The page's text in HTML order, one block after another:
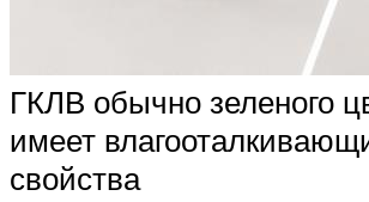
ГКЛВ обычно зеленого
имеет
свойства